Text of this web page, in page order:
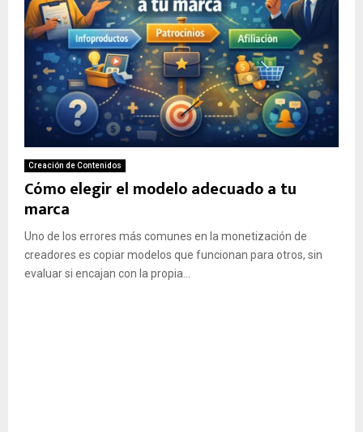
Creación de Contenidos
Cómo elegir el modelo adecuado a tu
marca
Uno de los errores más comunes en la monetización de
creadores es copiar modelos que funcionan para otros, sin
evaluar si encajan con la propia...